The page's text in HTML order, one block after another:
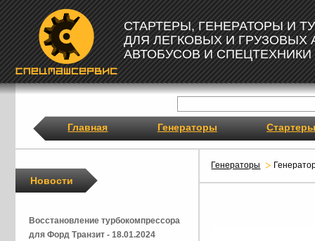
СТАРТЕРЫ, ГЕНЕРАТОРЫ И
ДЛЯ ЛЕГКОВЫХ И ГРУЗОВЫХ
АВТОБУСОВ И СПЕЦТЕХНИКИ
Главная Генераторы Стартеры
Генераторы
Новости
Восстановление турбокомпрессора
для Форд Транзит - 18.01.2024